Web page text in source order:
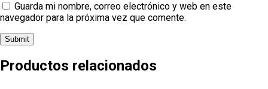
Guarda mi nombre, correo electrónico y web en este
navegador para la próxima vez que comente.
Productos relacionados